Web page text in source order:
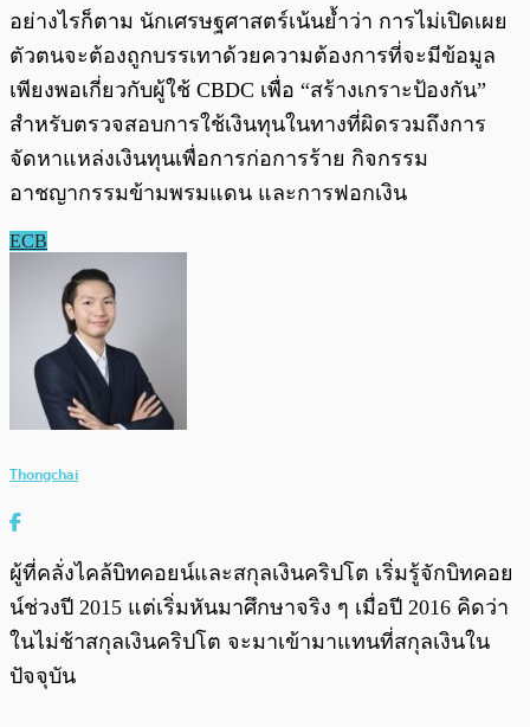
อย่างไรก็ตาม นักเศรษฐศาสตร์เน้นย้ำว่า การไม่เปิดเผย
ตัวตนจะต้องถูกบรรเทาด้วยความต้องการที่จะมีข้อมูล
เพียงพอเกี่ยวกับผู้ใช้ CBDC เพื่อ “สร้างเกราะป้องกัน”
สำหรับตรวจสอบการใช้เงินทุนในทางที่ผิดรวมถึงการ
จัดหาแหล่งเงินทุนเพื่อการก่อการร้าย กิจกรรม
อาชญากรรมข้ามพรมแดน และการฟอกเงิน
ECB
Thongchai
ผู้ที่คลั่งไคล้บิทคอยน์และสกุลเงินคริปโต เริ่มรู้จักบิทคอย
น์ช่วงปี 2015 แต่เริ่มหันมาศึกษาจริง ๆ เมื่อปี 2016 คิดว่า
ในไม่ช้าสกุลเงินคริปโต จะมาเข้ามาแทนที่สกุลเงินใน
ปัจจุบัน